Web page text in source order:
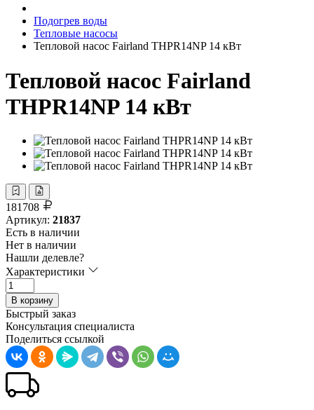
Подогрев воды
Тепловые насосы
Тепловой насос Fairland THPR14NP 14 кВт
Тепловой насос Fairland
THPR14NP 14 кВт
181708
Артикул: 21837
Есть в наличии
Нет в наличии
Нашли делевле?
Характеристики
В корзину
Быстрый заказ
Консультация специалиста
Поделиться ссылкой